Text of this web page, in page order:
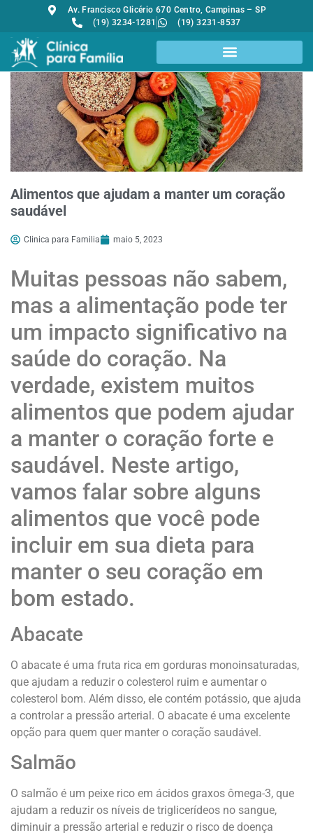
Av. Francisco Glicério 670 Centro, Campinas – SP
(19) 3234-1281
(19) 3231-8537
Alimentos que ajudam a manter um coração
saudável
Clinica para Familia maio 5, 2023
Muitas pessoas não sabem,
mas a alimentação pode ter
um impacto significativo na
saúde do coração. Na
verdade, existem muitos
alimentos que podem ajudar
a manter o coração forte e
saudável. Neste artigo,
vamos falar sobre alguns
alimentos que você pode
incluir em sua dieta para
manter o seu coração em
bom estado.
Abacate
O abacate é uma fruta rica em gorduras monoinsaturadas,
que ajudam a reduzir o colesterol ruim e aumentar o
colesterol bom. Além disso, ele contém potássio, que ajuda
a controlar a pressão arterial. O abacate é uma excelente
opção para quem quer manter o coração saudável.
Salmão
O salmão é um peixe rico em ácidos graxos ômega-3, que
ajudam a reduzir os níveis de triglicerídeos no sangue,
diminuir a pressão arterial e reduzir o risco de doença